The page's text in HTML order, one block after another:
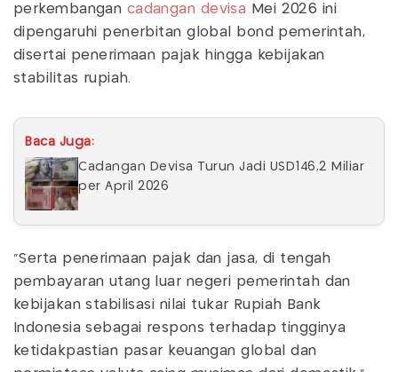
perkembangan cadangan devisa Mei 2026 ini
dipengaruhi penerbitan global bond pemerintah,
disertai penerimaan pajak hingga kebijakan
stabilitas rupiah.
Baca Juga:
Cadangan Devisa Turun Jadi USD146,2 Miliar
per April 2026
"Serta penerimaan pajak dan jasa, di tengah
pembayaran utang luar negeri pemerintah dan
kebijakan stabilisasi nilai tukar Rupiah Bank
Indonesia sebagai respons terhadap tingginya
ketidakpastian pasar keuangan global dan